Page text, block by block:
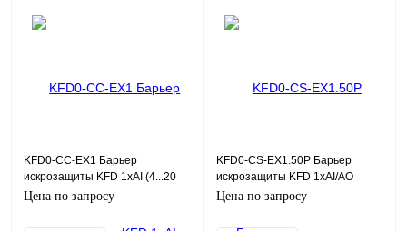
KFD0-CC-EX1 Барьер
искрозащиты KFD 1хAI (4...20
мА)
Цена по запросу
KFD0-CS-EX1.50P Барьер
искрозащиты KFD 1хAI/AO
(4...20 мА)
Цена по запросу